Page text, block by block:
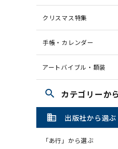
クリスマス特集
手帳・カレンダー
アートバイブル・額装
search カテゴリーか
domain 出版社から選ぶ
「あ行」から選ぶ